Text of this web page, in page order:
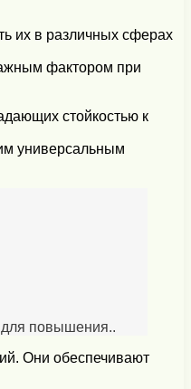
их в различных сферах
фактором при
стойкостью к
универсальным
для повышения..
Они обеспечивают